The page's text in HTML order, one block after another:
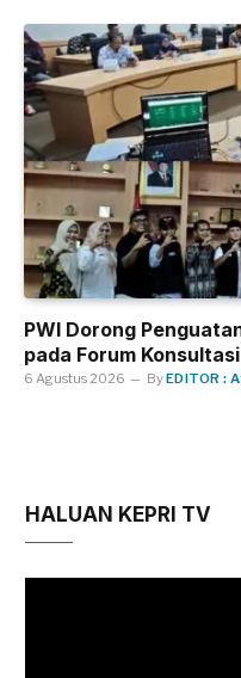
PWI Dorong
pada Forum
6 Agustus 2026 ByEDITOR :
HALUAN KEPRI TV